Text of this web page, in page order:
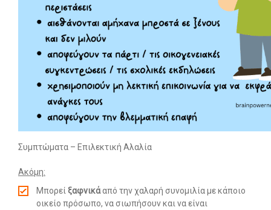
Συμπτώματα – Επιλεκτική Αλαλία
Ακόμη:
Μπορεί ξαφνικάαπό την χαλαρή συνομιλία με κάποιο
οικείο πρόσωπο, να σιωπήσουν και να είναι